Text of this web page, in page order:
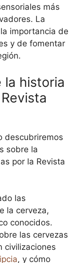
más
La
importancia de
y de fomentar
la historia
descubriremos
sobre la
por la Revista
las
la cerveza,
conocidos.
las cervezas
civilizaciones
, y cómo